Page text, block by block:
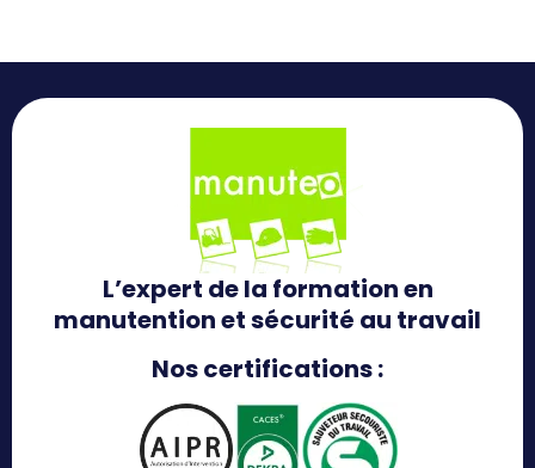
L’expert de la formation en
manutention et sécurité au travail
Nos certifications :